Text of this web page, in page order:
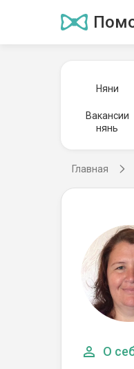
Няни
Вакансии
нянь
Главная
О